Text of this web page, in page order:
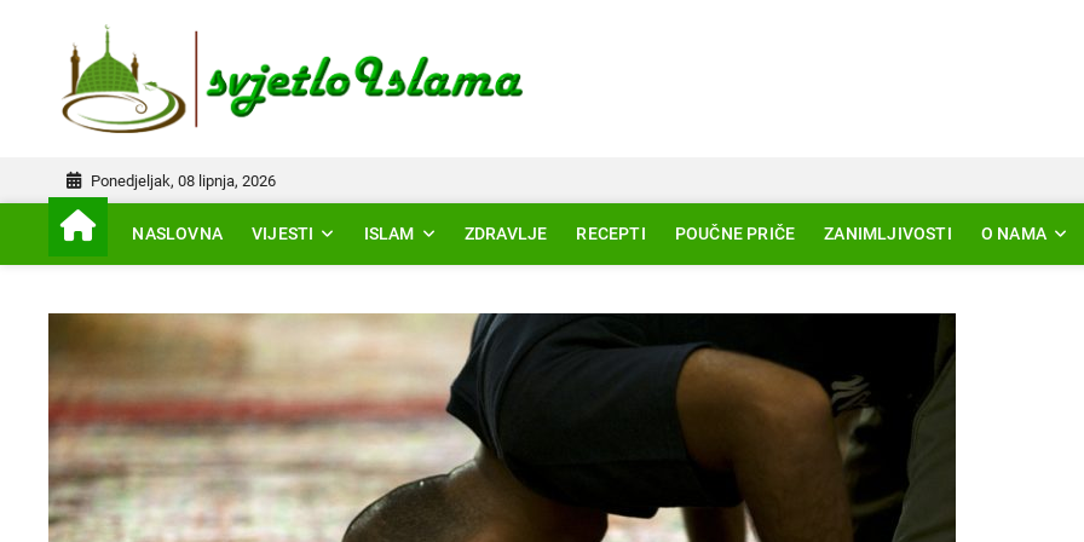
Ponedjeljak, 08 lipnja, 2026
NASLOVNA VIJESTI ISLAM ZDRAVLJE RECEPTI POUČNE PRIČE ZANIMLJIVOSTI O NAMA